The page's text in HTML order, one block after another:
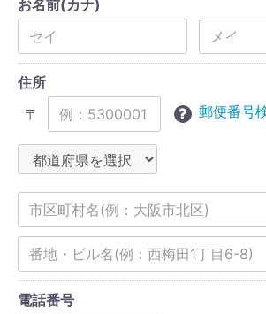
お名前(カナ)
住所
〒
郵便番号
電話番号